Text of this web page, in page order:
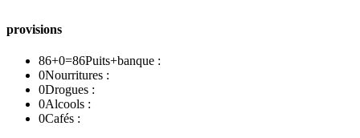
provisions
86+0=86Puits+banque :
0Nourritures :
0Drogues :
0Alcools :
0Cafés :